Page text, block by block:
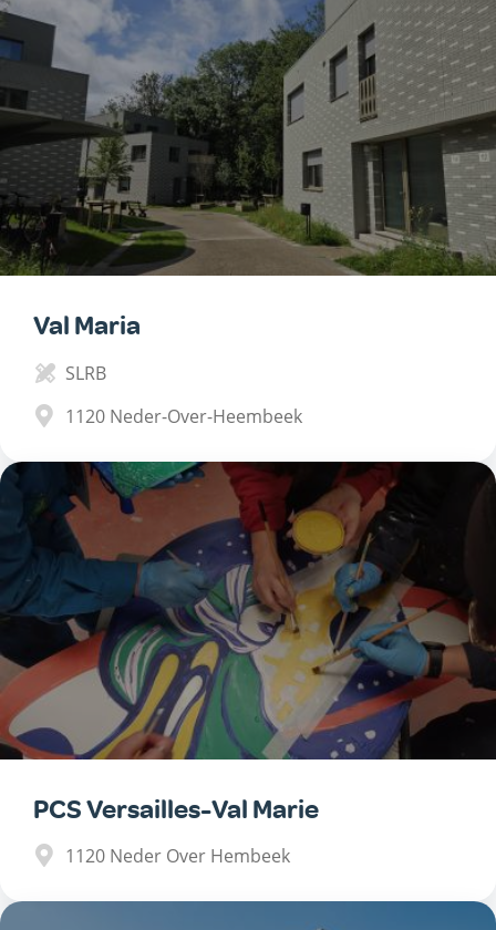
Val Maria
SLRB
1120 Neder-Over-Heembeek
PCS Versailles-Val Marie
1120 Neder Over Hembeek